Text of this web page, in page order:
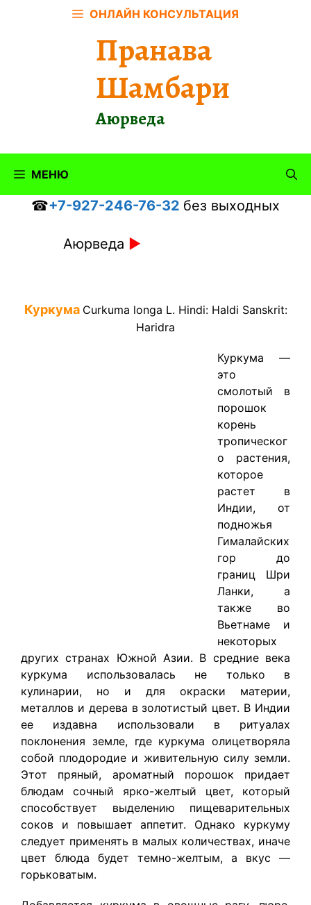
ОНЛАЙН КОНСУЛЬТАЦИЯ
Пранава
Шамбари
Аюрведа
МЕНЮ
☎+7-927-246-76-32 без выходных
Аюрведа ►
Куркума Curkuma longa L. Hindi: Haldi Sanskrit:
Haridra
Куркума —
это
смолотый в
порошок
корень
тропическог
о растения,
которое
растет в
Индии, от
подножья
Гималайских
гор до
границ Шри
Ланки, а
также во
Вьетнаме и
некоторых
других странах Южной Азии. В средние века
куркума использовалась не только в
кулинарии, но и для окраски материи,
металлов и дерева в золотистый цвет. В Индии
ее издавна использовали в ритуалах
поклонения земле, где куркума олицетворяла
собой плодородие и живительную силу земли.
Этот пряный, ароматный порошок придает
блюдам сочный ярко-желтый цвет, который
способствует выделению пищеварительных
соков и повышает аппетит. Однако куркуму
следует применять в малых количествах, иначе
цвет блюда будет темно-желтым, а вкус —
горьковатым.